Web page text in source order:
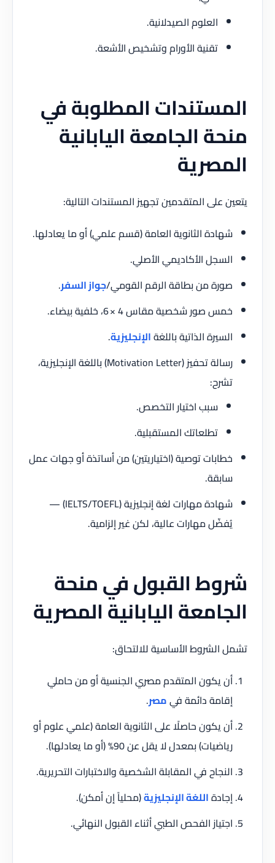
العلوم الصيدلانية.
تقنية الأورام وتشخيص الأشعة.
المستنداتالمطلوبةفي
منحة الجامعة اليابانية
المصرية
يتعين على المتقدمين تجهيز المستندات التالية:
شهادة الثانوية العامة (قسم علمي) أو ما يعادلها.
السجل الأكاديمي الأصلي.
صورة من بطاقة الرقم القومي/جواز السفر.
خمس صور شخصية مقاس 4 × 6، خلفية بيضاء.
السيرة الذاتية باللغةالإنجليزية.
رسالة تحفيز (Motivation Letter) باللغة الإنجليزية،
تشرح:
سبب اختيار التخصص.
تطلعاتك المستقبلية.
خطابات توصية (اختياريتين) من أساتذة أو جهات عمل
سابقة.
شهادة مهارات لغة إنجليزية (IELTS/TOEFL) —
يُفضّل مهارات عالية، لكن غير إلزامية.
شروطالقبول في منحة
الجامعة اليابانية المصرية
تشمل الشروط الأساسية للالتحاق:
أن يكون المتقدم مصري الجنسية أو من حاملي
إقامة دائمة فيمصر.
أن يكون حاصلًا على الثانوية العامة (علمي علوم أو
رياضيات) بمعدل لا يقل عن 90% (أو ما يعادلها).
النجاح في المقابلة الشخصية والاختبارات التحريرية.
إجادةاللغة الإنجليزية(محلياً إن أمكن).
اجتياز الفحص الطبي أثناء القبول النهائي.